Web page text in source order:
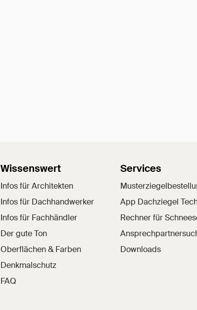
Wissenswert
Infos für Architekten
Infos für Dachhandwerker
Infos für Fachhändler
Der gute Ton
Oberflächen & Farben
Denkmalschutz
FAQ
Services
App Dachziegel
Rechner für
Downloads